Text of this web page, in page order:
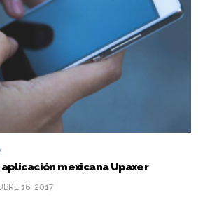
aplicación mexicana Upaxer
16, 2017